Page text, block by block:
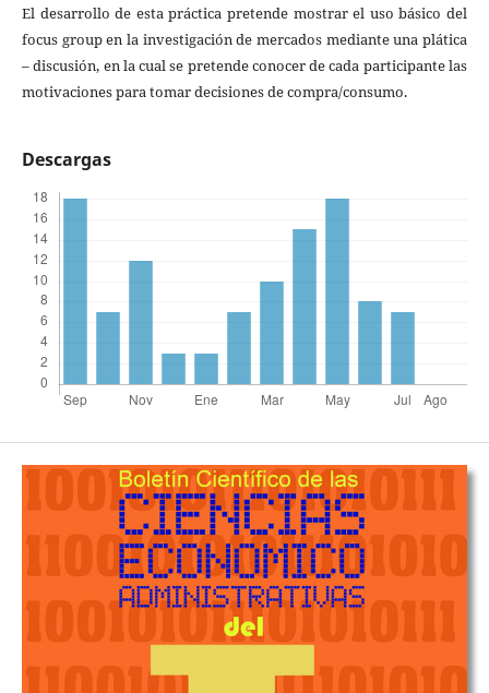
El desarrollo de esta práctica pretende mostrar el uso básico del
focus group en la investigación de mercados mediante una plática
– discusión, en la cual se pretende conocer de cada participante las
motivaciones para tomar decisiones de compra/consumo.
Descargas